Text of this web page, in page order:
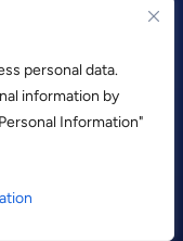
personal data.
information by
Information"